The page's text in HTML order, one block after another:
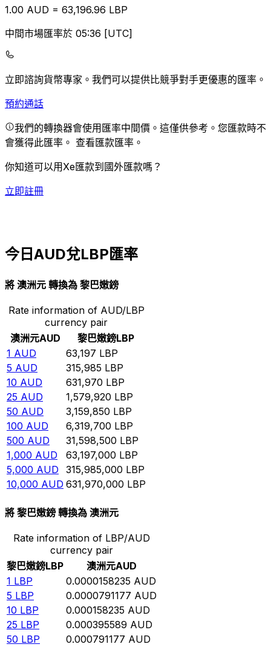
1.00 AUD = 63,196.96 LBP
中間市場匯率於 05:36 [UTC]
立即諮詢貨幣專家。 我們可以提供比競爭對手更優惠的匯率。
預約通話
我們的轉換器會使用匯率中間價。這僅供參考。您匯款時不
會獲得此匯率。 查看匯款匯率。
你知道可以用Xe匯款到國外匯款嗎？
立即註冊
今日AUD兌LBP匯率
將 澳洲元 轉換為 黎巴嫩鎊
Rate information of AUD/LBP
currency pair
澳洲元AUD 黎巴嫩鎊LBP
1 AUD 63,197 LBP
5 AUD 315,985 LBP
10 AUD 631,970 LBP
25 AUD 1,579,920 LBP
50 AUD 3,159,850 LBP
100 AUD 6,319,700 LBP
500 AUD 31,598,500 LBP
1,000 AUD 63,197,000 LBP
5,000 AUD 315,985,000 LBP
10,000 AUD 631,970,000 LBP
將 黎巴嫩鎊 轉換為 澳洲元
Rate information of LBP/AUD
currency pair
黎巴嫩鎊LBP 澳洲元AUD
1 LBP 0.0000158235 AUD
5 LBP 0.0000791177 AUD
10 LBP 0.000158235 AUD
25 LBP 0.000395589 AUD
50 LBP 0.000791177 AUD